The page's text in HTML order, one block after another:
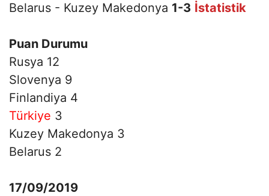
Belarus - Kuzey Makedonya 1-3 İstatistik
Puan Durumu
Rusya 12
Slovenya 9
Finlandiya 4
Türkiye 3
Kuzey Makedonya 3
Belarus 2
17/09/2019